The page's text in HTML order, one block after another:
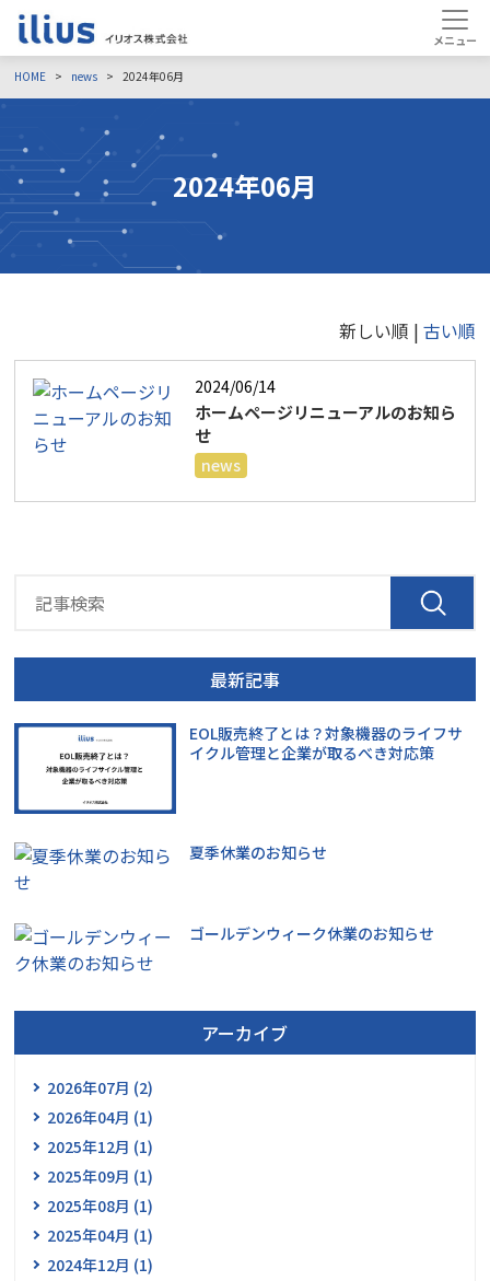
HOME news 2024年06月
2024年06月
新しい順 | 古い順
2024/06/14
ホームページリニューアルのお知ら
せ
news
最新記事
EOL販売終了とは？対象機器のライフサ
イクル管理と企業が取るべき対応策
夏季休業のお知らせ
ゴールデンウィーク休業のお知らせ
アーカイブ
2026年07月 (2)
2026年04月 (1)
2025年12月 (1)
2025年09月 (1)
2025年08月 (1)
2025年04月 (1)
2024年12月 (1)